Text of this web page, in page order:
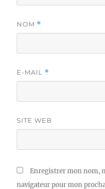
NOM *
E-MAIL *
SITE WEB
Enregistrer mon nom,
navigateur pour mon